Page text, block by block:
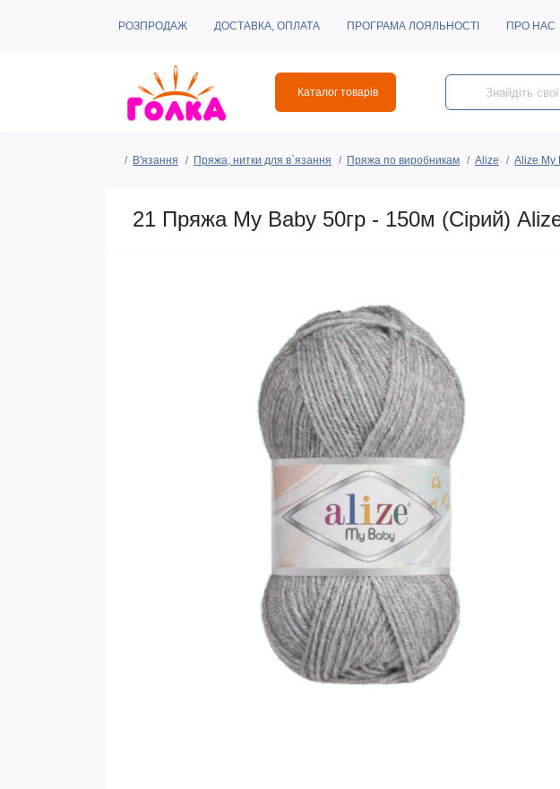
РОЗПРОДАЖ ДОСТАВКА, ОПЛАТА ПРОГРАМА ЛОЯЛЬНОСТІ ПРО НАС
Каталог товарів
В'язання Пряжа, нитки для в`язання Пряжа по виробникам Alize Alize My
21 Пряжа My Baby 50гр - 150м (Сірий)